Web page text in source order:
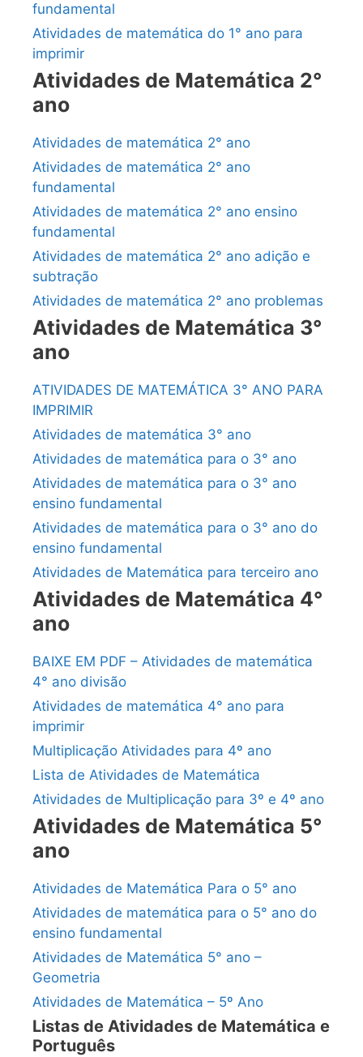
fundamental
Atividades de matemática do 1° ano para
imprimir
Atividades de Matemática 2°
ano
Atividades de matemática 2° ano
Atividades de matemática 2° ano
fundamental
Atividades de matemática 2° ano ensino
fundamental
Atividades de matemática 2° ano adição e
subtração
Atividades de matemática 2° ano problemas
Atividades de Matemática 3°
ano
ATIVIDADES DE MATEMÁTICA 3° ANO PARA
IMPRIMIR
Atividades de matemática 3° ano
Atividades de matemática para o 3° ano
Atividades de matemática para o 3° ano
ensino fundamental
Atividades de matemática para o 3° ano do
ensino fundamental
Atividades de Matemática para terceiro ano
Atividades de Matemática 4°
ano
BAIXE EM PDF – Atividades de matemática
4° ano divisão
Atividades de matemática 4° ano para
imprimir
Multiplicação Atividades para 4º ano
Lista de Atividades de Matemática
Atividades de Multiplicação para 3º e 4º ano
Atividades de Matemática 5°
ano
Atividades de Matemática Para o 5° ano
Atividades de matemática para o 5° ano do
ensino fundamental
Atividades de Matemática 5° ano –
Geometria
Atividades de Matemática – 5º Ano
Listas de Atividades de Matemática e
Português